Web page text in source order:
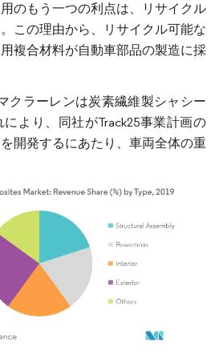
のもう一つの利点は、リサイクル
この理由から、リサイクル可能な
複合材料が自動車部品の製造に採
クラーレンは炭素繊維製シャシー
より、同社がTrack25事業計画の
開発するにあたり、車両全体の重